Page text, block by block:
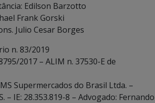
Edilson Barzotto
Frank Gorski
Julio Cesar Borges
n. 83/2019
2017 – ALIM n. 37530-E de
Supermercados do Brasil Ltda. –
– IE: 28.353.819-8 – Advogado: Fernando